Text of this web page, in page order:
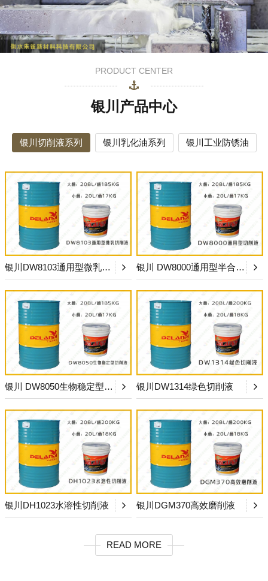
PRODUCT CENTER
银川产品中心
银川切削液系列 银川乳化油系列 银川工业防锈油
银川DW8103通用型微乳切削液 银川 DW8000通用型半合成切削液
银川 DW8050生物稳定型切削液 银川DW1314绿色切削液
银川DH1023水溶性切削液 银川DGM370高效磨削液
READ MORE